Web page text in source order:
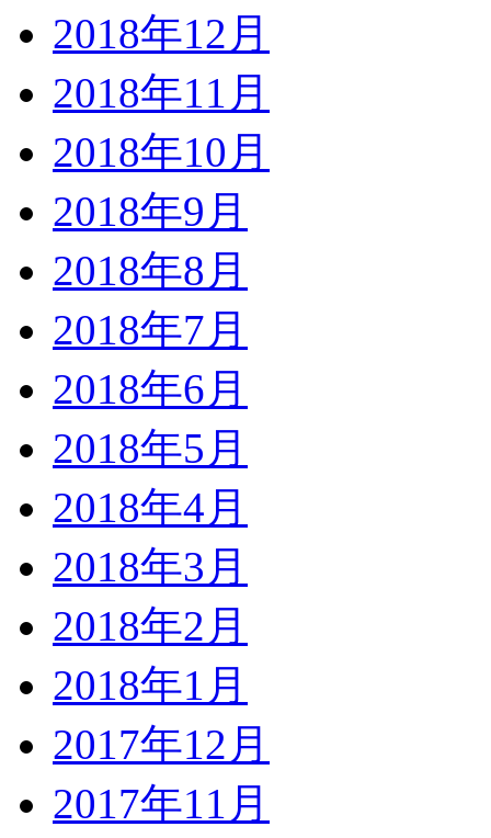
2018年12月
2018年11月
2018年10月
2018年9月
2018年8月
2018年7月
2018年6月
2018年5月
2018年4月
2018年3月
2018年2月
2018年1月
2017年12月
2017年11月